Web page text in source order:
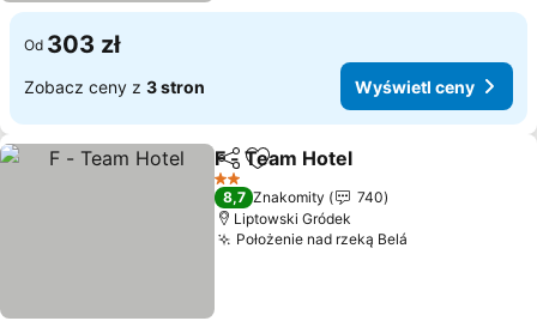
Od 303 zł
Zobacz ceny z 3 stron Wyświetl ceny
Udostępnij
Dodaj do ulubionych
F - Team Hotel
2 Kategoria
8,7 Znakomity
740
Liptowski Gródek
Położenie nad rzeką Belá